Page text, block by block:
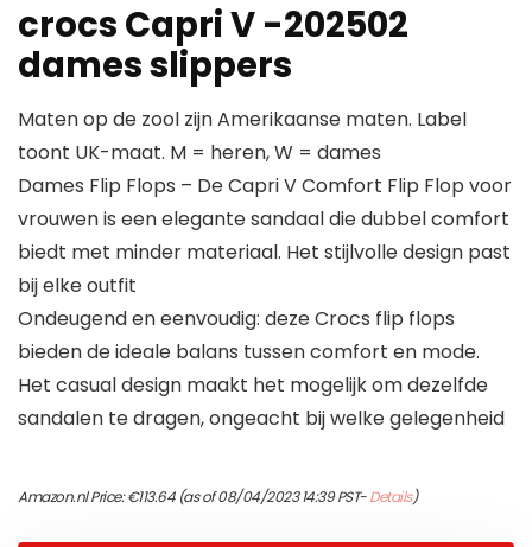
crocs Capri V -202502
dames slippers
Maten op de zool zijn Amerikaanse maten. Label
toont UK-maat. M = heren, W = dames
Dames Flip Flops – De Capri V Comfort Flip Flop voor
vrouwen is een elegante sandaal die dubbel comfort
biedt met minder materiaal. Het stijlvolle design past
bij elke outfit
Ondeugend en eenvoudig: deze Crocs flip flops
bieden de ideale balans tussen comfort en mode.
Het casual design maakt het mogelijk om dezelfde
sandalen te dragen, ongeacht bij welke gelegenheid
Amazon.nl Price:€113.64(as of 08/04/2023 14:39 PST-Details)